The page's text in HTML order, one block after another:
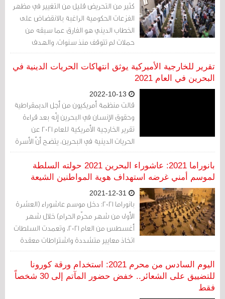
كثير من التحريض قليل من التغيير في مظهر
الفزعات الحكومية الراغبة بالانقضاض على
الخطاب الديني هو الفارق عما سبقه من
حملات لم تتوقف منذ سنوات، والهدف
الأساسي هو تكبيل فم أي منصة ينطلق منها
هذا الخطاب بشتى أنواع القيود مادام ينتقد
البحرين.
تقرير للخارجية الأميركية يوثق انتهاكات الحريات الدينية في
البحرين في العام 2021
قالت منظمة أمريكيون من أجل الديمقراطية
وحقوق الإنسان في البحرين إنّه بعد قراءة
تقرير الخارجية الأمريكية للعام 2021 عن
الحريات الدينية في البحرين، يتضح أنّ الأسرة
الحاكمة تستخدم التمييز الديني كأداة
للحفاظ على سلطتها وتمارس التّبييض في
التعايش بين الأديان للتعتيم على انتهاكاتها
لحقوق الإنسان.
بانوراما 2021: عاشوراء البحرين 2021 حولته السلطة
لموسم أمني غرضه استهداف هوية المواطنين الشيعة
بانوراما 2021: دخل موسم عاشوراء (العشرة
الأولى من شهر محرّم الحرام) خلال شهر
أغسطس من العام 2021، وتعمدت السلطات
اتخاذ معايير متشددة واشتراطات معقدة
من أجل السماح للشيعة إحياء موسم
عاشوراء.اليوم السادس من محرم 2021: استخدام ورقة كورونا
للتضييق على الشعائر.. خفض حضور المآتم إلى 30 شخصاً
فقط